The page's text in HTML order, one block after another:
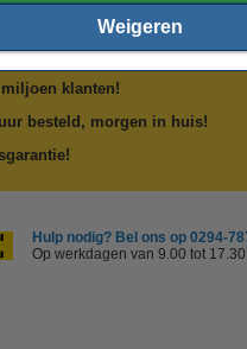
Weigeren
miljoen klanten!
besteld, morgen in huis!
Hulp nodig? Bel ons op 0294-
Op werkdagen van 9.00 tot